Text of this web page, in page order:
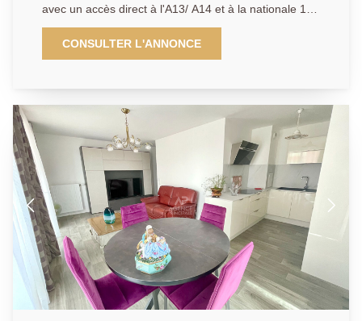
avec un accès direct à l'A13/ A14 et à la nationale 13
dans un quartier en pleine expansion avec
commerces, transports et écoles. LAgence Principale
vous propose un appartement en DUPLEX avec de
accès direct à la terrasse, une chambre et une salle
de douche avec WC. A l'étage, vous trouverez deux
chambres ainsi une salle de bains avec WC. Une
place de parking en sous-sol sécurisé vient compléter
ce bien. AGENCE PRINCIPALE: 01.30.06.69.69
(collaborateur salarié Y.B.)
CONSULTER L'ANNONCE